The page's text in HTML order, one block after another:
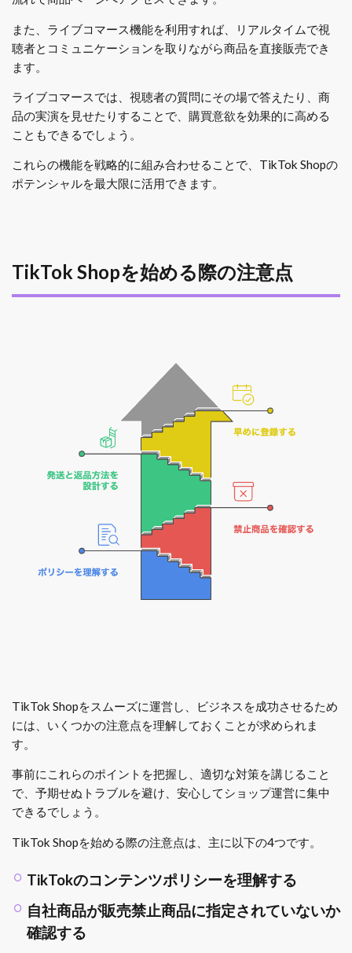
また、ライブコマース機能を利用すれば、リアルタイムで視
聴者とコミュニケーションを取りながら商品を直接販売でき
ます。
ライブコマースでは、視聴者の質問にその場で答えたり、商
品の実演を見せたりすることで、購買意欲を効果的に高める
こともできるでしょう。
これらの機能を戦略的に組み合わせることで、TikTok Shopの
ポテンシャルを最大限に活用できます。
TikTok Shopを始める際の注意点
TikTok Shopをスムーズに運営し、ビジネスを成功させるため
には、いくつかの注意点を理解しておくことが求められま
す。
事前にこれらのポイントを把握し、適切な対策を講じること
で、予期せぬトラブルを避け、安心してショップ運営に集中
できるでしょう。
TikTok Shopを始める際の注意点は、主に以下の4つです。
TikTokのコンテンツポリシーを理解する
自社商品が販売禁止商品に指定されていないか
確認する